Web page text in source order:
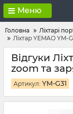
Меню
Головна Ліхтарі
Ліхтар YEMAO YM-
Відгуки
zoom та
Артикул: YM-G31